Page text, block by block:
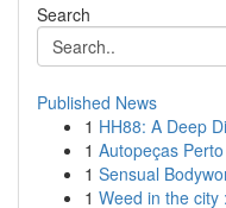
Search
Published News
1 HH88: A Deep
1 Autopeças
1 Sensual
1 Weed in the city